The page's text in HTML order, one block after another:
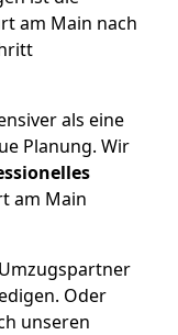
am Main nach
als eine
Planung. Wir
am Main
Oder
unseren